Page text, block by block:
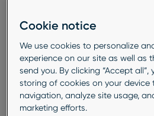
Wir fanden für Pampers
auch die Marke
Die Herausforderung
Cookie notice
We use cookies to personalize
experience on our site as well as
send you. By clicking “Accept
storing of cookies on your device
navigation, analyze site usage,
marketing efforts.